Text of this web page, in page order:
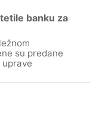
banku za
su predane